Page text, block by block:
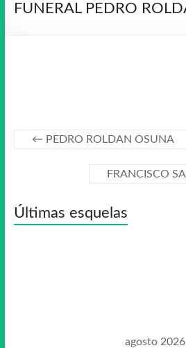
FUNERAL PEDRO
← PEDRO ROLDAN OSUNA
FRANCISCO
Últimas esquelas
agosto 2026